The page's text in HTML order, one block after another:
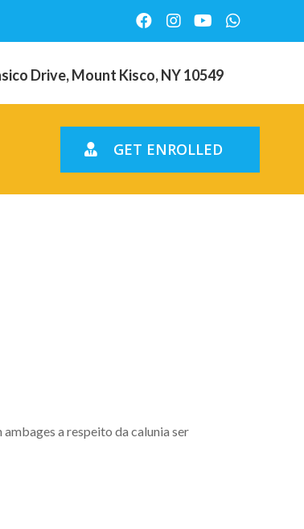
Drive, Mount Kisco, NY 10549
GET ENROLLED
a respeito da calunia ser